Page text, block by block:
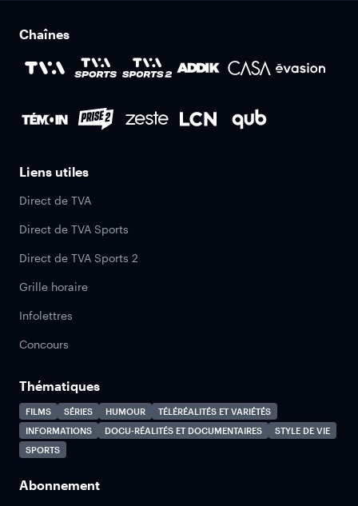
Chaînes
Liens utiles
Direct de TVA
Direct de TVA Sports
Direct de TVA Sports 2
Grille horaire
Infolettres
Concours
Thématiques
FILMS SÉRIES HUMOUR
TÉLÉRÉALITÉS ET VARIÉTÉS
INFORMATIONS
DOCU-RÉALITÉS ET DOCUMENTAIRES
STYLE DE VIE
SPORTS
Abonnement